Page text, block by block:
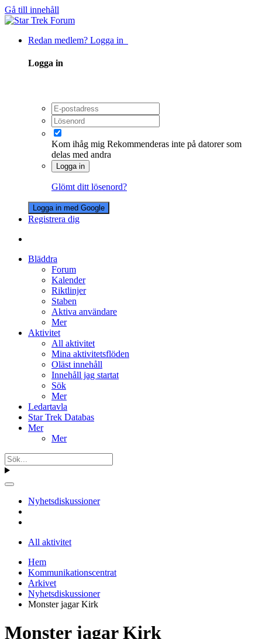
Gå till innehåll
Redan medlem? Logga in
Logga in
Kom ihåg mig Rekommenderas inte på datorer som
delas med andra
Logga in
Glömt ditt lösenord?
Logga in med Google
Registrera dig
Bläddra
Forum
Kalender
Riktlinjer
Staben
Aktiva användare
Mer
Aktivitet
All aktivitet
Mina aktivitetsflöden
Oläst innehåll
Innehåll jag startat
Sök
Mer
Ledartavla
Star Trek Databas
Mer
Mer
Nyhetsdiskussioner
All aktivitet
Hem
Kommunikationscentrat
Arkivet
Nyhetsdiskussioner
Monster jagar Kirk
Monster jagar Kirk